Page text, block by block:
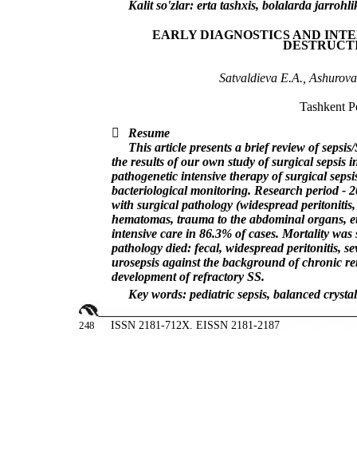
Kalit so'zlar: erta tashxis, bolalarda
EARLY DIAGNOSTICS AND
Satvaldieva E.A.,
Tashkent

Resume
This article presents a brief review of
the results of our own study of surgical sepsis
pathogenetic intensive therapy of surgical
bacteriological monitoring. Research period -
with surgical pathology (widespread
hematomas, trauma to the abdominal organs,
intensive care in 86.3% of cases. Mortality
pathology died: fecal, widespread peritonitis,
urosepsis against the background of chronic
development of refractory SS.
Key words: pediatric sepsis, balanced
248 ISSN 2181-712X. EISSN 2181-2187